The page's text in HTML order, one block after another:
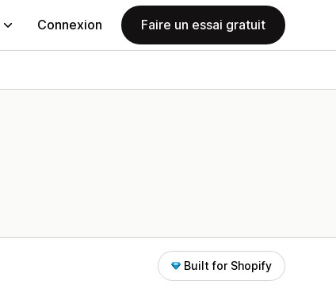
Connexion Faire un essai gratuit
Built for Shopify